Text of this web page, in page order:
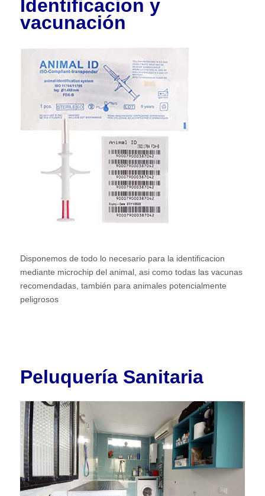
Identificacion y
vacunación
Disponemos de todo lo necesario para la identificacion
mediante microchip del animal, asi como todas las vacunas
recomendadas, también para animales potencialmente
peligrosos
Peluquería Sanitaria